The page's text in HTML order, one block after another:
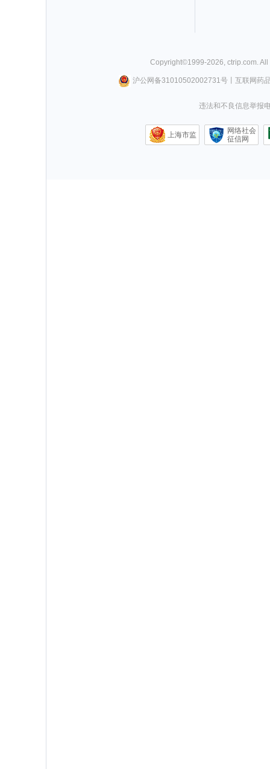
Copyright©1999-2026, ctrip.com.
沪公网备31010502002731号丨 互联网药
违法和不良信息举报
上海市监
网络社会
征信网